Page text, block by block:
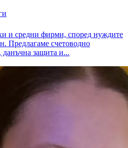
и средни фирми, според нуждите
Предлагаме счетоводно
защита и...